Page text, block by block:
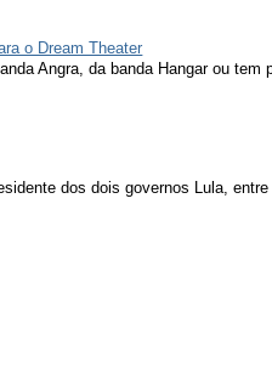
o Dream Theater
Angra, da banda Hangar ou tem
dos dois governos Lula,